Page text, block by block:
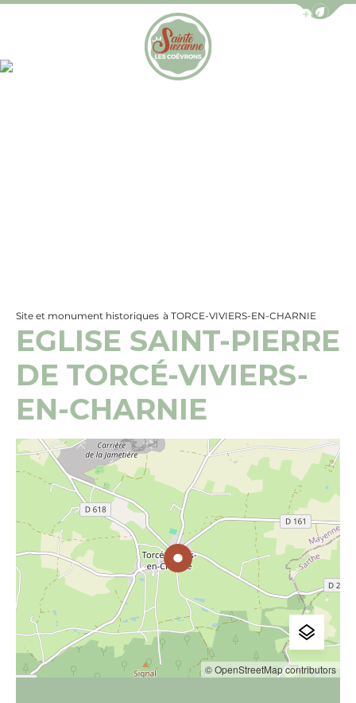
Afficher la
Site et monument historiques à TORCE-VIVIERS-EN-CHARNIE
EGLISE SAINT-PIERRE
DE TORCÉ-VIVIERS-
EN-CHARNIE
Photo 1, © MontdErve
© OpenStreetMap contributors